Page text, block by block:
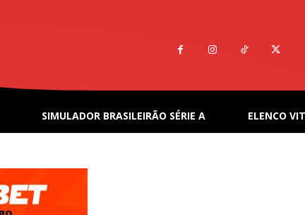
SIMULADOR BRASILEIRÃO SÉRIE A ELENCO